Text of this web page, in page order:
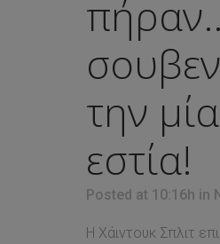
την μία
εστία!
Posted at 10:16h in
Η Χάιντουκ Σπλιτ